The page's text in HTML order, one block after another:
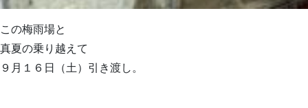
この梅雨場と
真夏の乗り越えて
９月１６日（土）引き渡し。